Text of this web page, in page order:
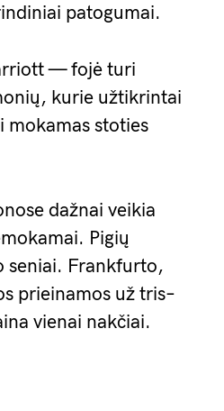
patogumai.
— fojė turi
kurie užtikrintai
mokamas stoties
dažnai veikia
Pigių
seniai. Frankfurto,
prieinamos už tris–
vienai nakčiai.